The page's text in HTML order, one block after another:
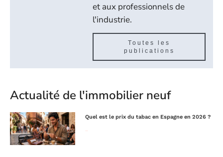
et aux professionnels de
l'industrie.
Toutes les
publications
Actualité de l'immobilier neuf
Quel est le prix du tabac en Espagne en 2026 ?